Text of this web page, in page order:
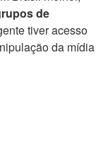
de
tiver acesso
da mídia